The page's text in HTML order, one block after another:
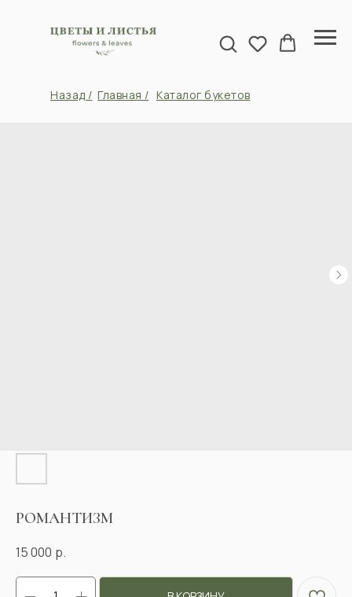
Назад / Главная / Каталог букетов
РОМАНТИЗМ
15 000 р.